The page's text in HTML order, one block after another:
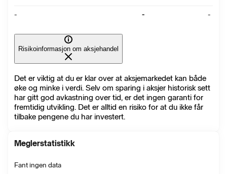
- - -
Risikoinformasjon om aksjehandel
Det er viktig at du er klar over at aksjemarkedet kan både
øke og minke i verdi. Selv om sparing i aksjer historisk sett
har gitt god avkastning over tid, er det ingen garanti for
fremtidig utvikling. Det er alltid en risiko for at du ikke får
tilbake pengene du har investert.
Meglerstatistikk
Fant ingen data